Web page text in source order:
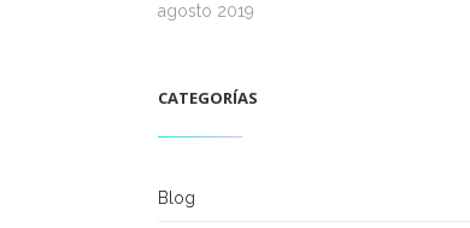
agosto 2019
CATEGORÍAS
Blog